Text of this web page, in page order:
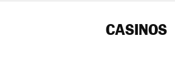
CASINOS